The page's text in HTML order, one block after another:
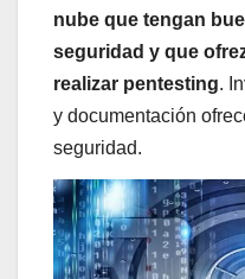
nube que tengan
seguridad y que
realizar pentesting.
y documentación
seguridad.